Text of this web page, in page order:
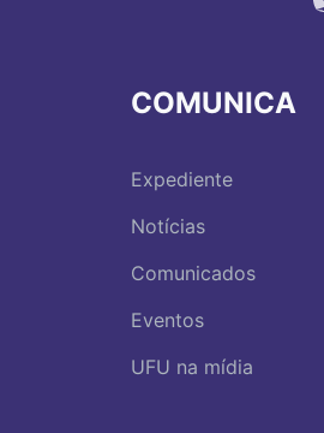
COMUNICA
Expediente
Notícias
Comunicados
Eventos
UFU na mídia